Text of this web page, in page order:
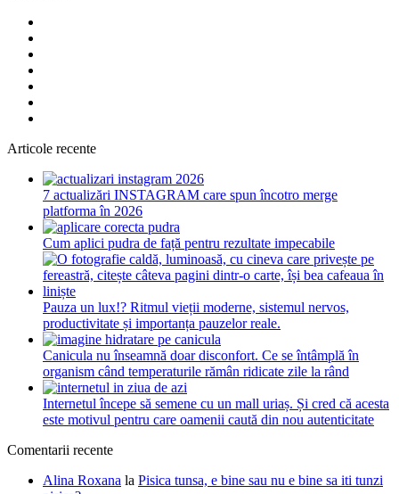
Articole recente
7 actualizări INSTAGRAM care spun încotro merge
platforma în 2026
Cum aplici pudra de față pentru rezultate impecabile
Pauza un lux!? Ritmul vieții moderne, sistemul nervos,
productivitate și importanța pauzelor reale.
Canicula nu înseamnă doar disconfort. Ce se întâmplă în
organism când temperaturile rămân ridicate zile la rând
Internetul începe să semene cu un mall uriaș. Și cred că acesta
este motivul pentru care oamenii caută din nou autenticitate
Comentarii recente
Alina Roxana la Pisica tunsa, e bine sau nu e bine sa iti tunzi